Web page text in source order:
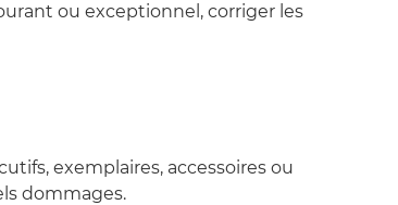
ou exceptionnel, corriger les
exemplaires, accessoires ou
dommages.